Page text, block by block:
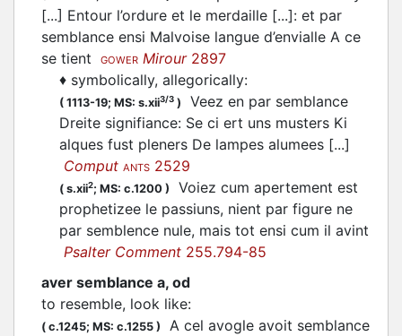
[...] Entour l’ordure et le merdaille [...]: et par
semblance ensi Malvoise langue d’envialle A ce
se tient
GOWER Mirour2897
♦ symbolically, allegorically:
( 1113-19; MS: s.xii3/3 )
Veez en par semblance
Dreite signifiance: Se ci ert uns musters Ki
alques fust pleners De lampes alumees [...]
Comput ANTS 2529
( s.xii2; MS: c.1200 )
Voiez cum apertement est
prophetizee le passiuns, nient par figure ne
par semblence nule, mais tot ensi cum il avint
Psalter Comment 255.794-85
aver semblance a, od
to resemble, look like:
( c.1245; MS: c.1255 )
A cel avogle avoit semblance